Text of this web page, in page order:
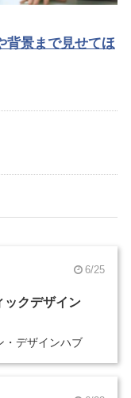
背景まで見せてほ
6/25
ックデザイン
・デザインハブ